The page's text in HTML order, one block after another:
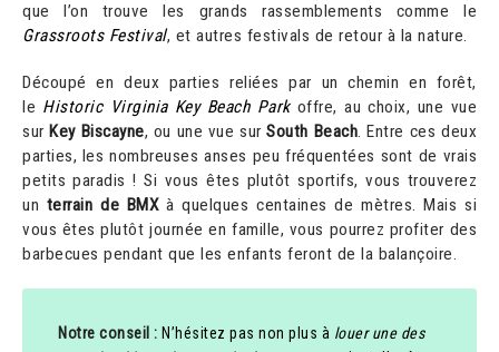
que l’on trouve les grands rassemblements comme le
Grassroots Festival, et autres festivals de retour à la nature.
Découpé en deux parties reliées par un chemin en forêt,
le Historic Virginia Key Beach Parkoffre, au choix, une vue
sur Key Biscayne, ou une vue surSouth Beach. Entre ces deux
parties, les nombreuses anses peu fréquentées sont de vrais
petits paradis ! Si vous êtes plutôt sportifs, vous trouverez
un terrain de BMXà quelques centaines de mètres. Mais si
vous êtes plutôt journée en famille, vous pourrez profiter des
barbecues pendant que les enfants feront de la balançoire.
Notre conseil : N’hésitez pas non plus à louer une des